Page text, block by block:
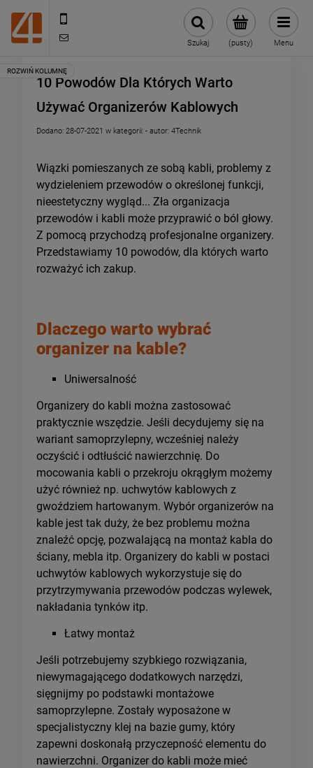
(pusty)
Szukaj Menu
10 Powodów Dla Których Warto
Używać Organizerów Kablowych
Dodano: 28-07-2021 w kategorii: - autor: 4Technik
Wiązki pomieszanych ze sobą kabli, problemy z
wydzieleniem przewodów o określonej funkcji,
nieestetyczny wygląd... Zła organizacja
przewodów i kabli może przyprawić o ból głowy.
Z pomocą przychodzą profesjonalne organizery.
Przedstawiamy 10 powodów, dla których warto
rozważyć ich zakup.
Dlaczego warto wybrać
organizer na kable?
Uniwersalność
Organizery do kabli można zastosować
praktycznie wszędzie. Jeśli decydujemy się na
wariant samoprzylepny, wcześniej należy
oczyścić i odtłuścić nawierzchnię. Do
mocowania kabli o przekroju okrągłym możemy
użyć również np. uchwytów kablowych z
gwoździem hartowanym. Wybór organizerów na
kable jest tak duży, że bez problemu można
znaleźć opcję, pozwalającą na montaż kabla do
ściany, mebla itp. Organizery do kabli w postaci
uchwytów kablowych wykorzystuje się do
przytrzymywania przewodów podczas wylewek,
nakładania tynków itp.
Łatwy montaż
Jeśli potrzebujemy szybkiego rozwiązania,
niewymagającego dodatkowych narzędzi,
sięgnijmy po podstawki montażowe
samoprzylepne. Zostały wyposażone w
specjalistyczny klej na bazie gumy, który
zapewni doskonałą przyczepność elementu do
nawierzchni. Organizer do kabli może mieć